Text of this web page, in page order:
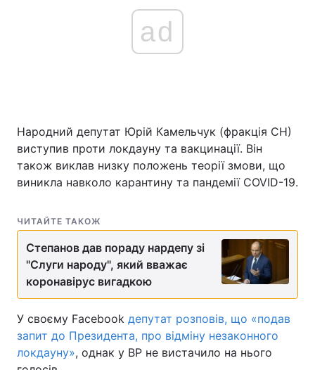
ad
Народний депутат Юрій Камельчук (фракція СН)
виступив проти локдауну та вакцинації. Він
також виклав низку положень теорії змови, що
виникла навколо карантину та пандемії COVID-19.
ЧИТАЙТЕ ТАКОЖ
Степанов дав пораду нардепу зі
"Слуги народу", який вважає
коронавірус вигадкою
У своєму Facebook депутат розповів, що «подав
запит до Президента, про відміну незаконного
локдауну», однак у ВР не вистачило на нього